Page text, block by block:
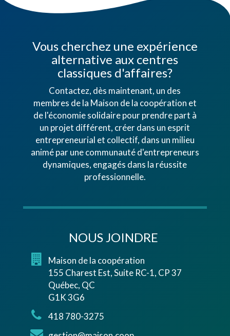
Vous cherchez une expérience
alternative aux centres
classiques d'affaires?
Contactez, dès maintenant, un des
membres de la Maison de la coopération et
de l'économie solidaire pour prendre part à
un projet différent, créer dans un esprit
entrepreneurial et collectif, dans un milieu
animé par une communauté d'entrepreneurs
dynamiques, engagés dans la réussite
professionnelle.
NOUS JOINDRE
Maison de la coopération
155 Charest Est, Suite RC-1, CP 37
Québec, QC
G1K 3G6
418 780-3275